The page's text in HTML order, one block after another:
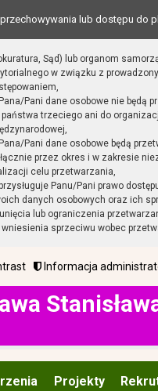
lub dostępu do
Sąd) lub organom
w związku z
Pani dane osobowe nie będą
państwa trzeciego ani do
Pani dane osobowe będą
przez okres i w zakresie
celu przetwarzania,
Panu/Pani prawo
danych osobowych oraz ich
lub ograniczenia
wniesienia sprzeciwu wobec
Informacja
Projekty